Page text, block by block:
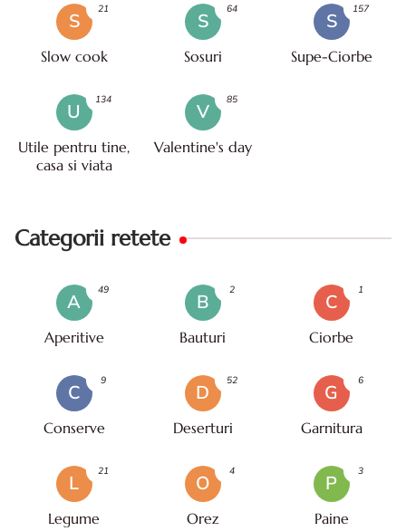
S
Slow cook
21
S
Sosuri
64
S
Supe-Ciorbe
157
U
Utile pentru tine,
casa si viata
134
V
Valentine's day
85
Categorii retete
A
Aperitive
49
B
Bauturi
2
C
Ciorbe
1
C
Conserve
9
D
Deserturi
52
G
Garnitura
6
L
Legume
21
O
Orez
4
P
Paine
3